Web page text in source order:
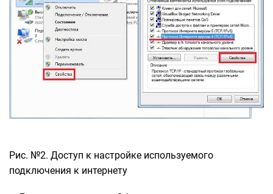
Рис. №2. Доступ к настройке используемого
подключения к интернету